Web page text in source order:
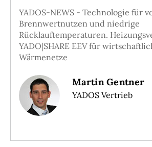
YADOS-NEWS - Technologie für
Brennwertnutzen und niedrige
Rücklauftemperaturen.
YADO|SHARE EEV für
Wärmenetze
Martin Gentner
YADOS Vertrieb